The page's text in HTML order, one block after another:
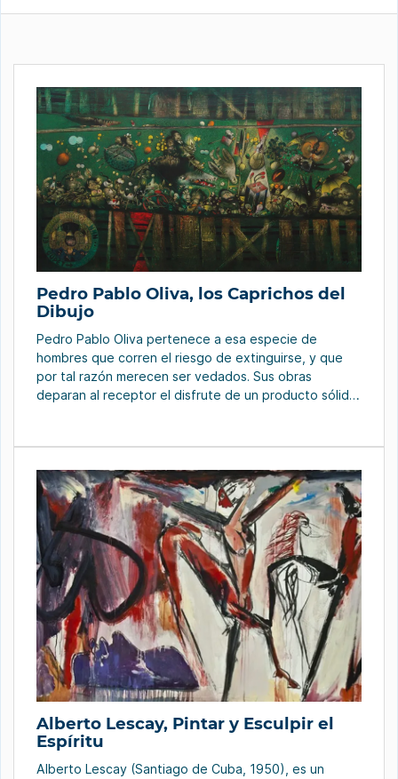
Pedro Pablo Oliva, los Caprichos del
Dibujo
Pedro Pablo Oliva pertenece a esa especie de
hombres que corren el riesgo de extinguirse, y que
por tal razón merecen ser vedados. Sus obras
deparan al receptor el disfrute de un producto sólido,
requiere de una sensibilidad […]
Alberto Lescay, Pintar y Esculpir el
Espíritu
Alberto Lescay (Santiago de Cuba, 1950), es un